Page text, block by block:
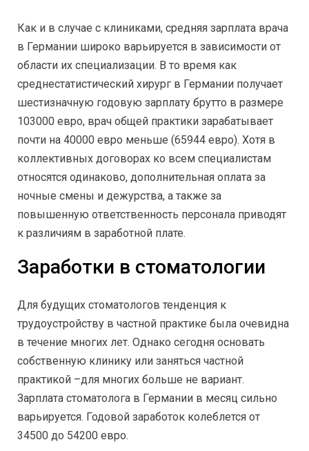
Как и в случае с клиниками, средняя зарплата врача
в Германии широко варьируется в зависимости от
области их специализации. В то время как
среднестатистический хирург в Германии получает
шестизначную годовую зарплату брутто в размере
103000 евро, врач общей практики зарабатывает
почти на 40000 евро меньше (65944 евро). Хотя в
коллективных договорах ко всем специалистам
относятся одинаково, дополнительная оплата за
ночные смены и дежурства, а также за
повышенную ответственность персонала приводят
к различиям в заработной плате.
Заработки в стоматологии
Для будущих стоматологов тенденция к
трудоустройству в частной практике была очевидна
в течение многих лет. Однако сегодня основать
собственную клинику или заняться частной
практикой –для многих больше не вариант.
Зарплата стоматолога в Германии в месяц сильно
варьируется. Годовой заработок колеблется от
34500 до 54200 евро.